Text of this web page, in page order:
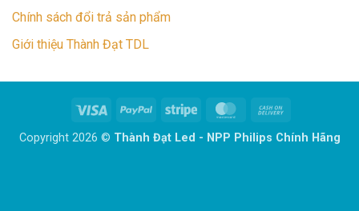
Chính sách đổi trả sản phẩm
Giới thiệu Thành Đạt TDL
Visa PayPal Stripe MasterCard
Delivery
Copyright 2026 © Thành Đạt Led - NPP Philips Chính Hãng